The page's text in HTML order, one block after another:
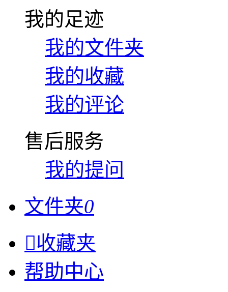
我的足迹
我的文件夹
我的收藏
我的评论
售后服务
我的提问
文件夹0
收藏夹
帮助中心